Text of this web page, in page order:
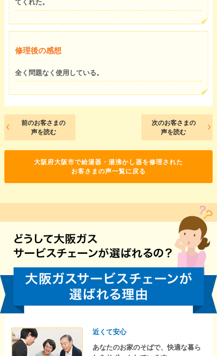
てくれた。
修理後の感想
全く問題なく使用している。
前のお客さまの
声を読む
次のお客さまの
声を読む
大阪府大阪市で給湯器・湯沸かし器を修理された
お客さまの声一覧に戻る
近くて安心
あなたのお家のそばで、快適な暮ら